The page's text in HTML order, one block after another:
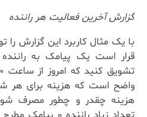
گزارش آخرین فعالیت هر راننده
با یک مثال کاربرد این گزارش
قرار است یک پیامک به راننده
واضح است که هزینه برای هر
هزینه چقدر و چطور مصرف